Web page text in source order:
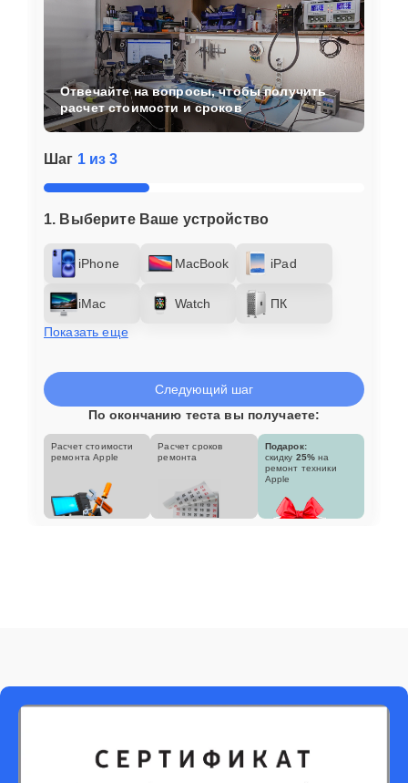
Шаг 1 из 3
1. Выберите Ваше устройство
iPhone MacBook iPad
iMac Watch
ПК
Показать еще
Отвечайте на вопросы, чтобы получить
расчет стоимости и сроков
Следующий шаг
По окончанию теста вы получаете:
Расчет стоимости
ремонта Apple
Расчет сроков
ремонта
Подарок:
скидку 25% на
ремонт техники
Apple